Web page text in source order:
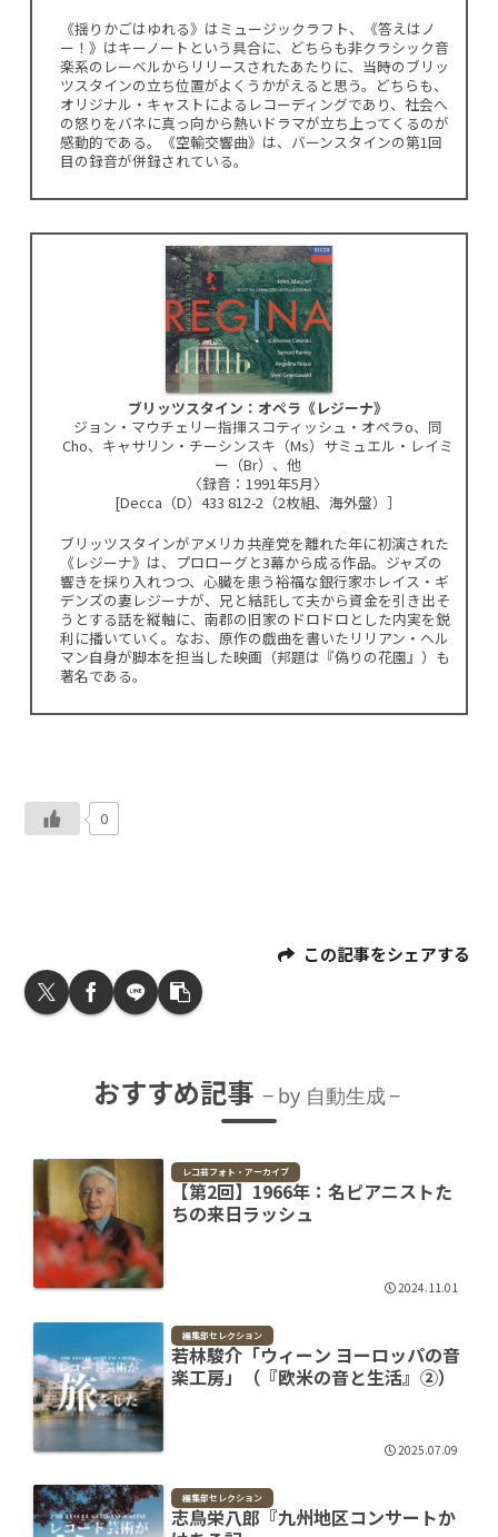
《揺りかごはゆれる》はミュージックラフト、《答えはノ
ー！》はキーノートという具合に、どちらも非クラシック音
楽系のレーベルからリリースされたあたりに、当時のブリッ
ツスタインの立ち位置がよくうかがえると思う。どちらも、
オリジナル・キャストによるレコーディングであり、社会へ
の怒りをバネに真っ向から熱いドラマが立ち上ってくるのが
感動的である。《空輸交響曲》は、バーンスタインの第1回
目の録音が併録されている。
ブリッツスタイン：オペラ《レジーナ》
ジョン・マウチェリー指揮スコティッシュ・オペラo、同
Cho、キャサリン・チーシンスキ（Ms）サミュエル・レイミ
ー（Br）、他
〈録音：1991年5月〉
[Decca（D）433 812-2（2枚組、海外盤）］
ブリッツスタインがアメリカ共産党を離れた年に初演された
《レジーナ》は、プロローグと3幕から成る作品。ジャズの
響きを採り入れつつ、心臓を患う裕福な銀行家ホレイス・ギ
デンズの妻レジーナが、兄と結託して夫から資金を引き出そ
うとする話を縦軸に、南郡の旧家のドロドロとした内実を鋭
利に播いていく。なお、原作の戯曲を書いたリリアン・ヘル
マン自身が脚本を担当した映画（邦題は『偽りの花園』）も
著名である。
0
この記事をシェアする
おすすめ記事 by 自動生成
レコ芸フォト・アーカイブ
【第2回】1966年：名ピアニストた
ちの来日ラッシュ
2024.11.01
編集部セレクション
若林駿介「ウィーン ヨーロッパの音
楽工房」（『欧米の音と生活』②）
2025.07.09
編集部セレクション
志鳥栄八郎『九州地区コンサートか